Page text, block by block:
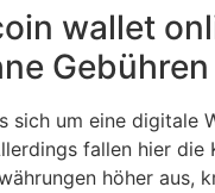
wallet
sich um eine digitale
fallen hier die
höher aus,